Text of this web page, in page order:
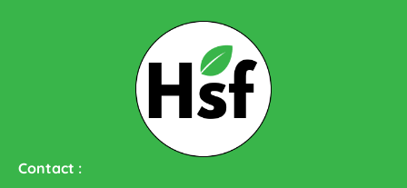
Contact :